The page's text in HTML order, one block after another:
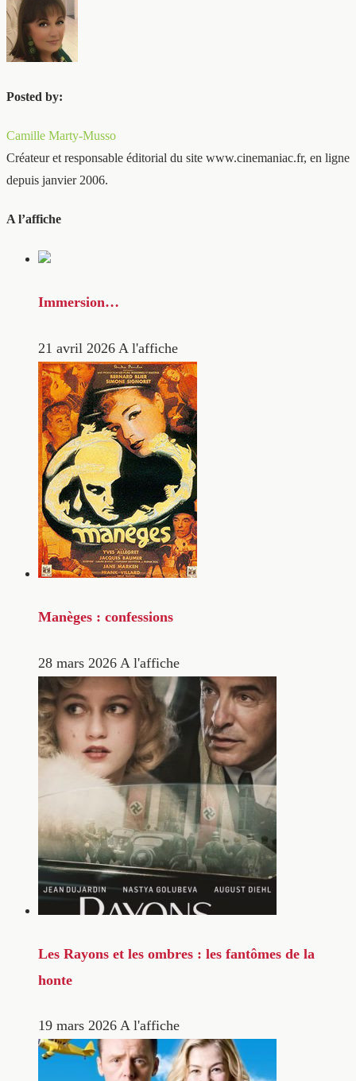
Posted by:
Camille Marty-Musso
Créateur et responsable éditorial du site www.cinemaniac.fr, en ligne
depuis janvier 2006.
A l’affiche
Immersion…
21 avril 2026 A l'affiche
Manèges : confessions
28 mars 2026 A l'affiche
Les Rayons et les ombres : les fantômes de la
honte
19 mars 2026 A l'affiche